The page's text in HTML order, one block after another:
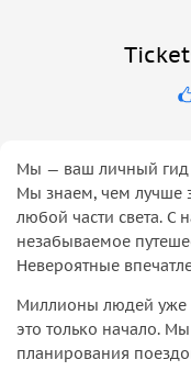
Мы — ваш личный гид
Мы знаем, чем лучше
любой части света. С
незабываемое
Невероятные
Миллионы людей уже
это только начало.
планирования